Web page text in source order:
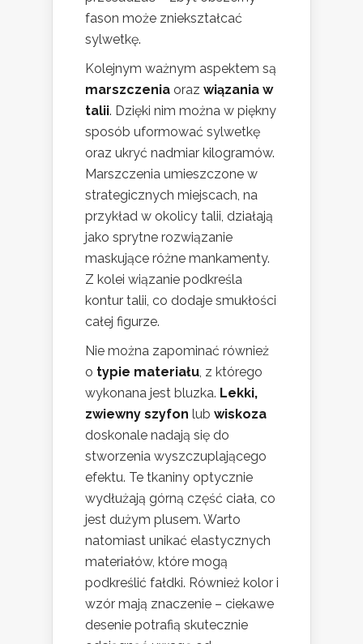
fason może zniekształcać
sylwetkę.
Kolejnym ważnym aspektem są
marszczenia oraz wiązania w
talii. Dzięki nim można w piękny
sposób uformować sylwetkę
oraz ukryć nadmiar kilogramów.
Marszczenia umieszczone w
strategicznych miejscach, na
przykład w okolicy talii, działają
jako sprytne rozwiązanie
maskujące różne mankamenty.
Z kolei wiązanie podkreśla
kontur talii, co dodaje smukłości
całej figurze.
Nie można zapominać również
o typie materiału, z którego
wykonana jest bluzka. Lekki,
zwiewny szyfon lub wiskoza
doskonale nadają się do
stworzenia wyszczuplającego
efektu. Te tkaniny optycznie
wydłużają górną część ciała, co
jest dużym plusem. Warto
natomiast unikać elastycznych
materiałów, które mogą
podkreślić fałdki. Również kolor i
wzór mają znaczenie – ciekawe
desenie potrafią skutecznie